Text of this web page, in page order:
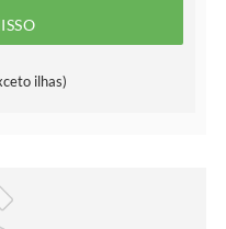
ilhas)